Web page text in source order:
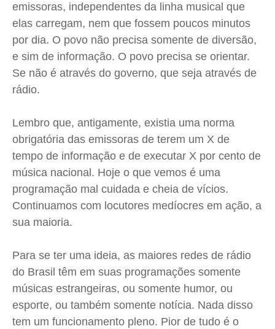
Wanda Sily
Publicidade Legal
Anuncie
Quem Somos
Expediente
Contato
Anuncie
Termos de Uso
Wanda Sily
Publicidade Legal
Anuncie
Quem Somos
Expediente
Contato
Anuncie
Termos de Uso
Wanda Sily
Publicidade Legal
Anuncie
Quem Somos
Expediente
Contato
Anuncie
Termos de Uso
Wanda Sily
Publicidade Legal
Anuncie
Quem Somos
Expediente
Contato
Anuncie
Termos de Uso
emissoras, independentes da linha musical que
elas carregam, nem que fossem poucos minutos
por dia. O povo não precisa somente de diversão,
e sim de informação. O povo precisa se orientar.
Se não é através do governo, que seja através de
rádio.
Lembro que, antigamente, existia uma norma
obrigatória das emissoras de terem um X de
tempo de informação e de executar X por cento de
música nacional. Hoje o que vemos é uma
programação mal cuidada e cheia de vícios.
Continuamos com locutores medíocres em ação, a
sua maioria.
Para se ter uma ideia, as maiores redes de rádio
do Brasil têm em suas programações somente
músicas estrangeiras, ou somente humor, ou
esporte, ou também somente notícia. Nada disso
tem um funcionamento pleno. Pior de tudo é o